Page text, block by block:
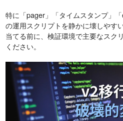
特に「pager」「タイムスタンプ」
の運用スクリプトを静かに壊しやす
当てる前に、検証環境で主要なスク
ください。